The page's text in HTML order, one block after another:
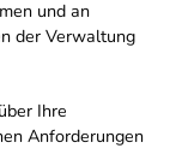
und an
der Verwaltung
Ihre
Anforderungen